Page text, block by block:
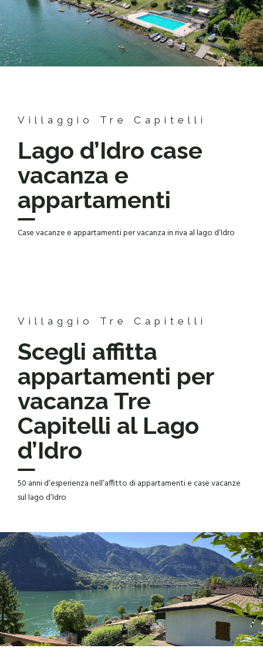
Villaggio Tre Capitelli
Lago d’Idro case
vacanza e
appartamenti
Case vacanze e appartamenti per vacanza in riva al lago d’Idro
Villaggio Tre Capitelli
Scegli affitta
appartamenti per
vacanza Tre
Capitelli al Lago
d’Idro
50 anni d’esperienza nell’affitto di appartamenti e case vacanze
sul lago d’Idro